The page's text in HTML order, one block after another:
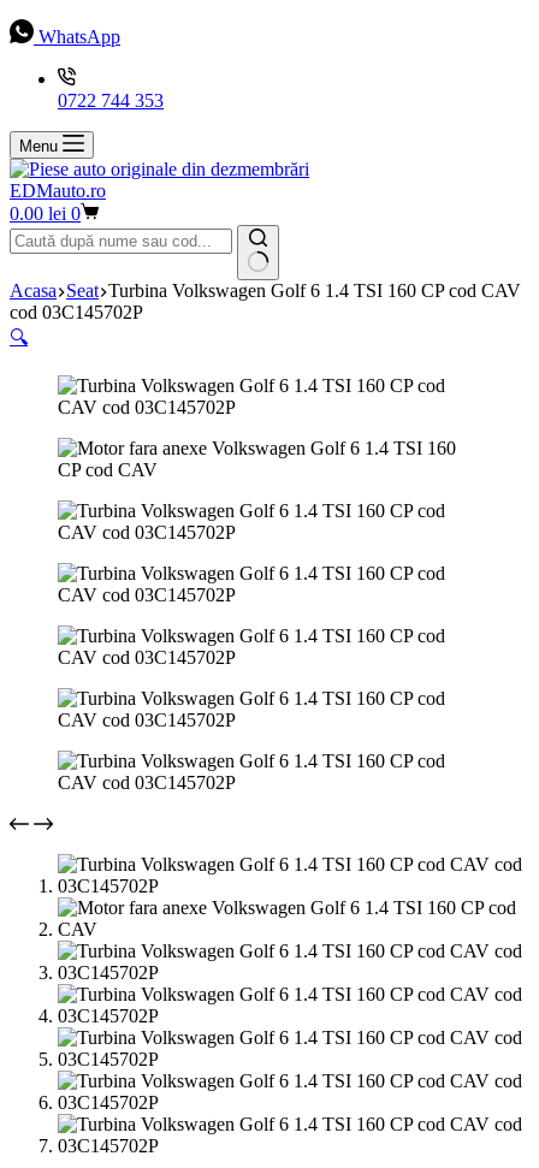
WhatsApp
0722 744 353
Menu
EDMauto.ro
Coș
de
cumpărături
0.00 lei 0
Niciun
rezultat
Acasa Seat Turbina Volkswagen Golf 6 1.4 TSI 160 CP cod CAV
cod 03C145702P
🔍